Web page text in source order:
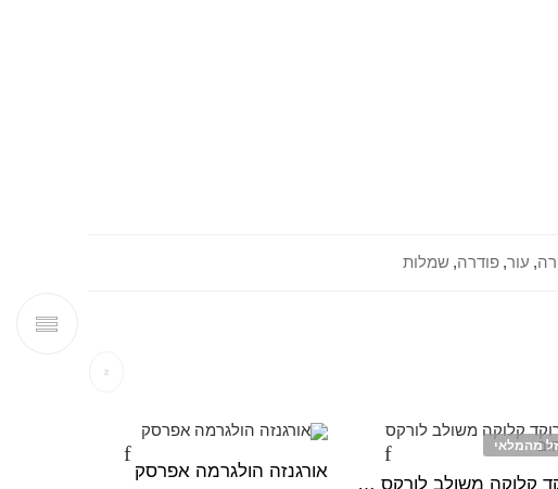
, עור, פודרה, שמלות
מהמלאי
ברוקד קלוקה משולב לורקס צהוב
אורגנזה הולגרמה אפרסק